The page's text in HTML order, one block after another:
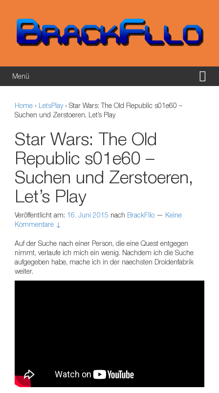
Menü
Home › LetsPlay › Star Wars: The Old Republic s01e60 –
Suchen und Zerstoeren, Let’s Play
Star Wars: The Old
Republic s01e60 –
Suchen und Zerstoeren,
Let’s Play
Veröffentlicht am: 16. Juni 2015 nach BrackFllo — Keine
Kommentare ↓
Auf der Suche nach einer Person, die eine Quest entgegen
nimmt, verlaufe ich mich ein wenig. Nachdem ich die Suche
aufgegeben habe, mache ich in der naechsten Droidenfabrik
weiter.